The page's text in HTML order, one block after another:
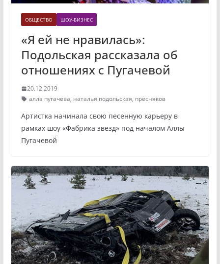
ОБЩЕСТВО ШОУ-БИЗНЕС
«Я ей не нравилась»:
Подольская рассказала об
отношениях с Пугачевой
20.12.2019
алла пугачева, наталья подольская, пресняков
Артистка начинала свою песенную карьеру в
рамках шоу «Фабрика звезд» под началом Аллы
Пугачевой